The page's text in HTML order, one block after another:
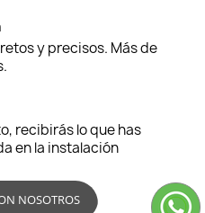
y precisos. Más de
recibirás lo que has
en la instalación
NOSOTROS